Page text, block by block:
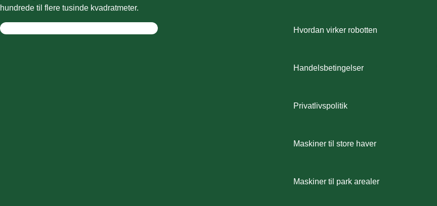
hundrede til flere tusinde kvadratmeter.
Hvordan virker robotten
Handelsbetingelser
Privatlivspolitik
Maskiner til store haver
Maskiner til park arealer